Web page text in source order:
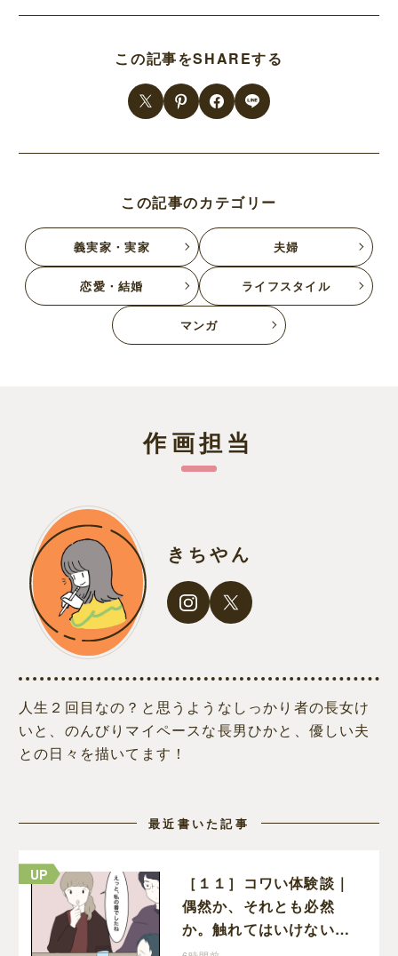
この記事をSHAREする
この記事のカテゴリー
義実家・実家 夫婦
恋愛・結婚 ライフスタイル
マンガ
作画担当
きちやん
人生２回目なの？と思うようなしっかり者の長女け
いと、のんびりマイペースな長男ひかと、優しい夫
との日々を描いてます！
最近書いた記事
［１１］コワい体験談｜
偶然か、それとも必然
か。触れてはいけない５